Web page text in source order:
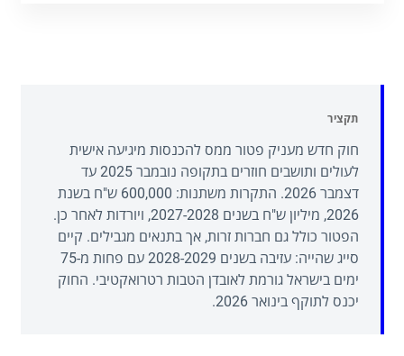
תקציר
חוק חדש מעניק פטור ממס להכנסות מיגיעה אישית
לעולים ותושבים חוזרים בתקופה נובמבר 2025 עד
דצמבר 2026. התקרות משתנות: 600,000 ש"ח בשנת
2026, מיליון ש"ח בשנים 2027-2028, ויורדות לאחר כן.
הפטור כולל גם חברות זרות, אך בתנאים מגבילים. קיים
סייג שהייה: עזיבה בשנים 2028-2029 עם פחות מ-75
ימים בישראל גורמת לאובדן הטבות רטרואקטיבי. החוק
יכנס לתוקף בינואר 2026.